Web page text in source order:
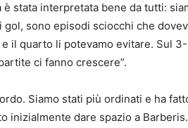
è stata interpretata bene da tutti:
sono episodi sciocchi che
il quarto li potevamo evitare. Sul
ci fanno crescere”.
Siamo stati più ordinati e ha
inizialmente dare spazio a